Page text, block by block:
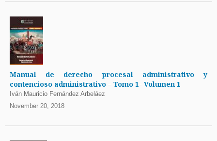
Manual de derecho procesal administrativo y
contencioso administrativo – Tomo 1- Volumen 1
Iván Mauricio Fernández Arbeláez
November 20, 2018